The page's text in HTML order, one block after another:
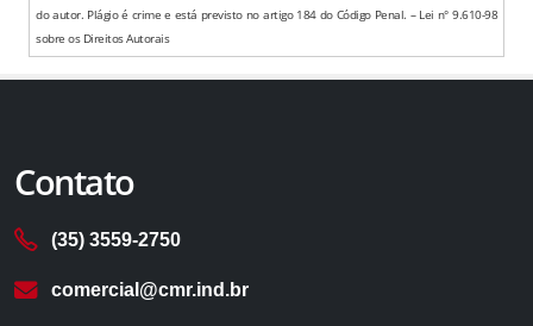
do autor. Plágio é crime e está previsto no artigo 184 do Código Penal. – Lei n° 9.610-98
sobre os Direitos Autorais
Contato
(35) 3559-2750
comercial@cmr.ind.br